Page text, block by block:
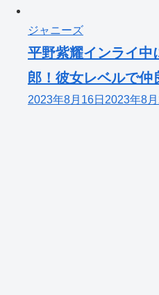
ジャニーズ
平野紫耀インライ中
郎！彼女レベルで仲
2023年8月16日 2023年8月